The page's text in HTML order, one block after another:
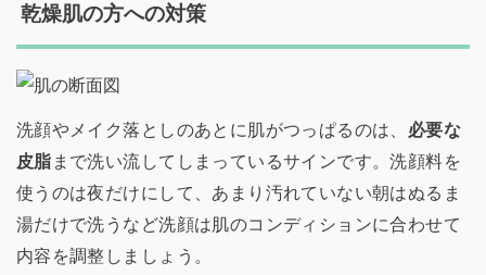
乾燥肌の方への対策
洗顔やメイク落としのあとに肌がつっぱるのは、 必要な
皮脂 まで洗い流してしまっているサインです。洗顔料を
使うのは夜だけにして、あまり汚れていない朝はぬるま
湯だけで洗うなど洗顔は肌のコンディションに合わせて
内容を調整しましょう。